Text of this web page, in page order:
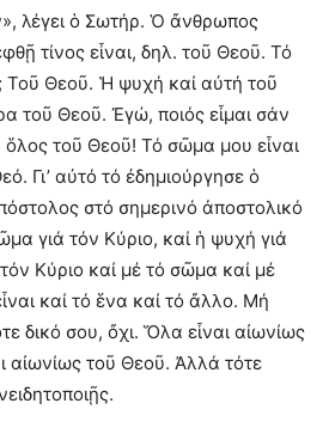
λέγει ὁ Σωτήρ. Ὁ ἄνθρωπος
τίνος εἶναι, δηλ. τοῦ Θεοῦ. Τό
Τοῦ Θεοῦ. Ἡ ψυχή καί αὐτή τοῦ
τοῦ Θεοῦ. Ἐγώ, ποιός εἶμαι σάν
τοῦ Θεοῦ! Τό σῶμα μου εἶναι
Γι’ αὐτό τό ἐδημιούργησε ὁ
στό σημερινό ἀποστολικό
γιά τόν Κύριο, καί ἡ ψυχή γιά
Κύριο καί μέ τό σῶμα καί μέ
καί τό ἕνα καί τό ἄλλο. Μή
δικό σου, ὄχι. Ὅλα εἶναι αἰωνίως
αἰωνίως τοῦ Θεοῦ. Ἀλλά τότε